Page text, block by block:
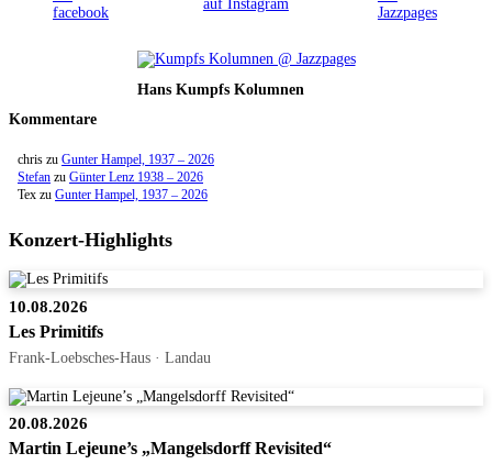
Hans Kumpfs Kolumnen
Kommentare
chris zu Gunter Hampel, 1937 – 2026
Stefan zu Günter Lenz 1938 – 2026
Tex zu Gunter Hampel, 1937 – 2026
Konzert-Highlights
10.08.2026
Les Primitifs
Frank-Loebsches-Haus · Landau
20.08.2026
Martin Lejeune’s „Mangelsdorff Revisited“